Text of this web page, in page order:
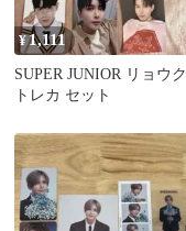
¥1,111
SUPER JUNIOR リョウク
トレカ セット